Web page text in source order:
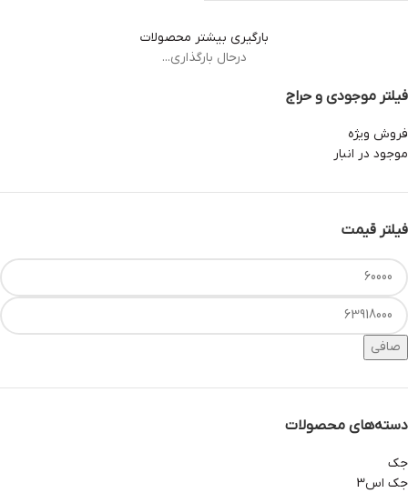
فیلتر موجودی و حراج
فروش ویژه
موجود در انبار
فیلتر قیمت
صافی
دسته‌های محصولات
جک
جک اس3
بارگیری بیشتر محصولات
درحال بارگذاری...